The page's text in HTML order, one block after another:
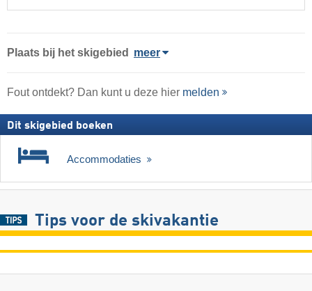
Plaats bij het skigebied meer
Fout ontdekt? Dan kunt u deze hier melden
Dit skigebied boeken
Accommodaties
Tips voor de skivakantie